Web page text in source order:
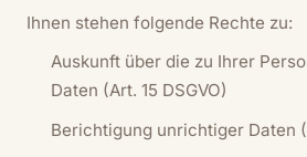
Ihnen stehen folgende Rechte zu:
Auskunft über die zu Ihrer
Daten (Art. 15 DSGVO)
Berichtigung unrichtiger Daten